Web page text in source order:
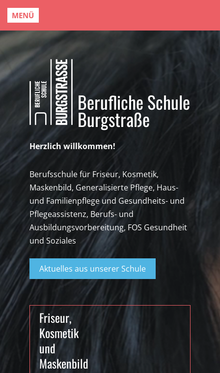
MENÜ
Berufliche Schule
Burgstraße
Herzlich willkommen!
Berufsschule für Friseur, Kosmetik,
Maskenbild, Generalisierte Pflege, Haus-
und Familienpflege und Gesundheits- und
Pflegeassistenz, Berufs- und
Ausbildungsvorbereitung, FOS Gesundheit
und Soziales
Aktuelles aus unserer Schule
Friseur,
Kosmetik
und
Maskenbild